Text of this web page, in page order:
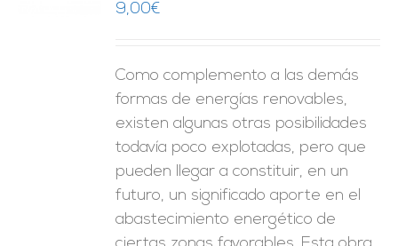
9,00€
Como complemento a las demás
formas de energías renovables,
existen algunas otras posibilidades
todavía poco explotadas, pero que
pueden llegar a constituir, en un
futuro, un significado aporte en el
abastecimiento energético de